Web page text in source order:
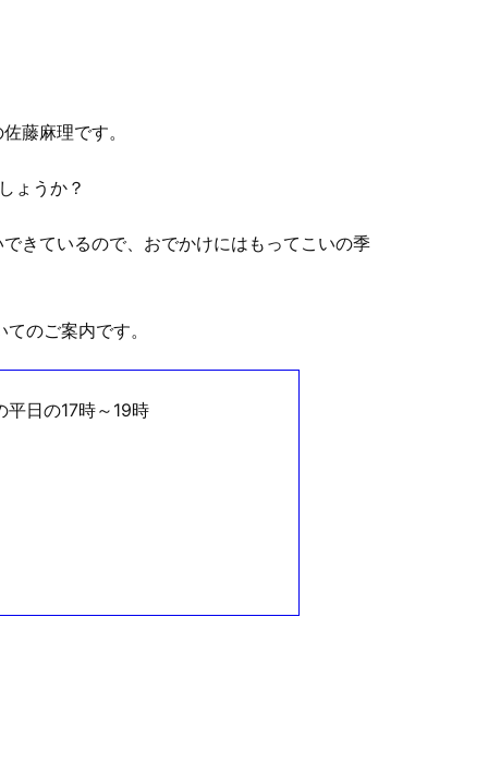
藤麻理です。
ょうか？
きているので、おでかけにはもってこいの季
てのご案内です。
日の17時～19時